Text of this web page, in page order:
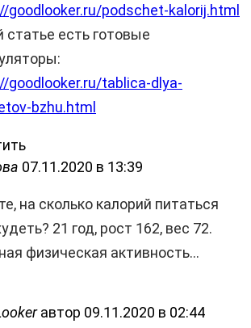
goodlooker.ru/podschet-kalorij.html
статье есть готовые
goodlooker.ru/tablica-dlya-
bzhu.html
07.11.2020 в 13:39
на сколько калорий питаться
21 год, рост 162, вес 72.
физическая активность…
автор 09.11.2020 в 02:44